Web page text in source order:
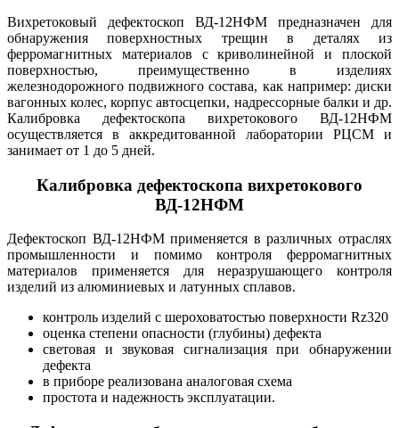
Вихретоковый дефектоскоп ВД-12НФМ предназначен для
обнаружения поверхностных трещин в деталях из
ферромагнитных материалов с криволинейной и плоской
поверхностью, преимущественно в изделиях
железнодорожного подвижного состава, как например: диски
вагонных колес, корпус автосцепки, надрессорные балки и др.
Калибровка дефектоскопа вихретокового ВД-12НФМ
осуществляется в аккредитованной лаборатории РЦСМ и
занимает от 1 до 5 дней.
Калибровка дефектоскопа вихретокового
ВД-12НФМ
Дефектоскоп ВД-12НФМ применяется в различных отраслях
промышленности и помимо контроля ферромагнитных
материалов применяется для неразрушающего контроля
изделий из алюминиевых и латунных сплавов.
контроль изделий с шероховатостью поверхности Rz320
оценка степени опасности (глубины) дефекта
световая и звуковая сигнализация при обнаружении
дефекта
в приборе реализована аналоговая схема
простота и надежность эксплуатации.